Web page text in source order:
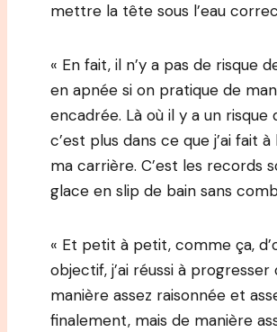
mettre la tête sous l’eau
« En fait, il n’y a pas de risque
en apnée si on pratique de
encadrée. Là où il y a un risque
c’est plus dans ce que j’ai fait
ma carrière. C’est les records
glace en slip de bain sans
« Et petit à petit, comme ça,
objectif, j’ai réussi à progresser
manière assez raisonnée et
finalement, mais de manière